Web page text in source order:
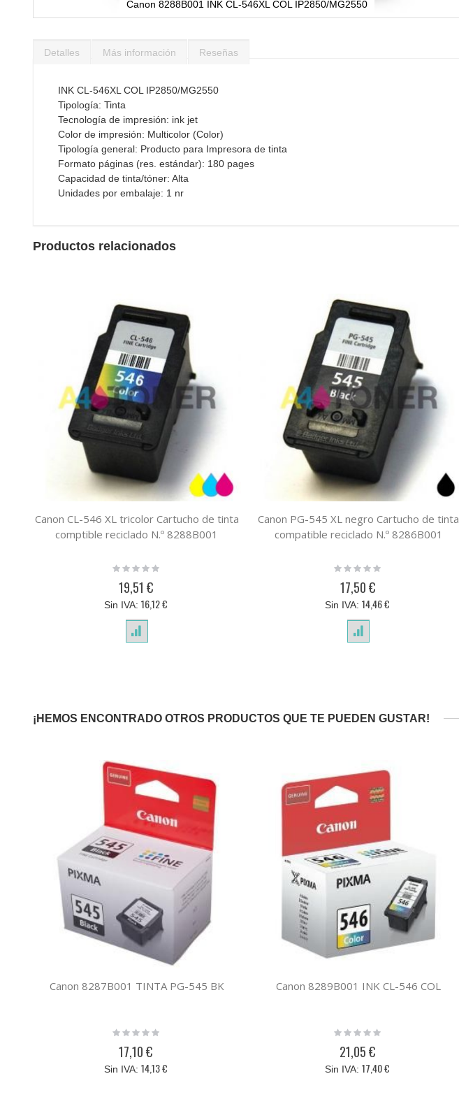
Canon 8288B001 INK CL-546XL COL IP2850/MG2550
comienzo
galería
imágenes
Detalles
INK CL-546XL COL IP2850/MG2550
Tipología: Tinta
Tecnología de impresión: ink jet
Color de impresión: Multicolor (Color)
Tipología general: Producto para Impresora de tinta
Formato páginas (res. estándar): 180 pages
Capacidad de tinta/tóner: Alta
Unidades por embalaje: 1 nr
Más información Reseñas
Productos relacionados
Canon CL-546 XL tricolor Cartucho de tinta
comptible reciclado N.º 8288B001
Rating:
19,51 €
16,12 €
Canon PG-545 XL negro Cartucho de tinta
compatible reciclado N.º 8286B001
Rating:
17,50 €
14,46 €
¡HEMOS ENCONTRADO OTROS PRODUCTOS QUE TE PUEDEN GUSTAR!
Canon 8287B001 TINTA PG-545 BK
Rating:
17,10 €
14,13 €
Canon 8289B001 INK CL-546 COL
Rating:
21,05 €
17,40 €